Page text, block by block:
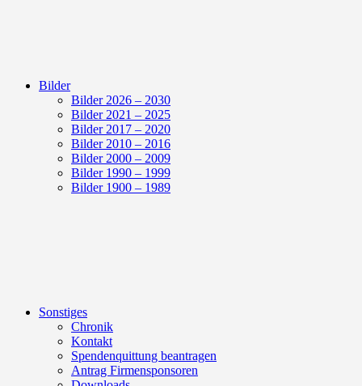
Bilder
Bilder 2026 – 2030
Bilder 2021 – 2025
Bilder 2017 – 2020
Bilder 2010 – 2016
Bilder 2000 – 2009
Bilder 1990 – 1999
Bilder 1900 – 1989
Sonstiges
Chronik
Kontakt
Spendenquittung beantragen
Antrag Firmensponsoren